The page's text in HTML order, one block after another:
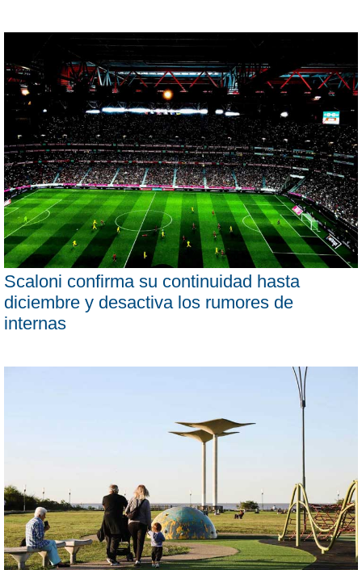
Scaloni confirma su continuidad hasta
diciembre y desactiva los rumores de
internas